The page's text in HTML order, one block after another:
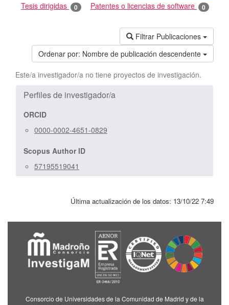
Tesis dirigidas 0 Patentes o licencias de software 0
Filtrar Publicaciones
Ordenar por: Nombre de publicación descendente
Este/a investigador/a no tiene proyectos de investigación.
Perfiles de investigador/a
ORCID
0000-0002-4651-0829
Scopus Author ID
57195519041
Última actualización de los datos: 13/10/22 7:49
Consorcio de Universidades de la Comunidad de Madrid y de la